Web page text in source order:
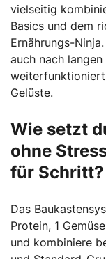
vielseitig
Basics und dem
Ernährungs-
auch nach
Gelüste.
Wie setzt
ohne
für Schritt?
Das
Protein, 1
und kombiniere